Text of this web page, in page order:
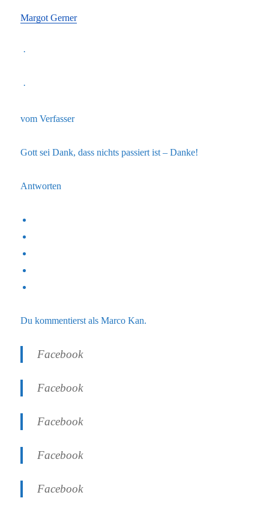
Margot Gerner
·
·
vom Verfasser
Gott sei Dank, dass nichts passiert ist – Danke!
Antworten
Du kommentierst als Marco Kan.
Facebook
Facebook
Facebook
Facebook
Facebook